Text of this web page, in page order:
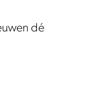
dé